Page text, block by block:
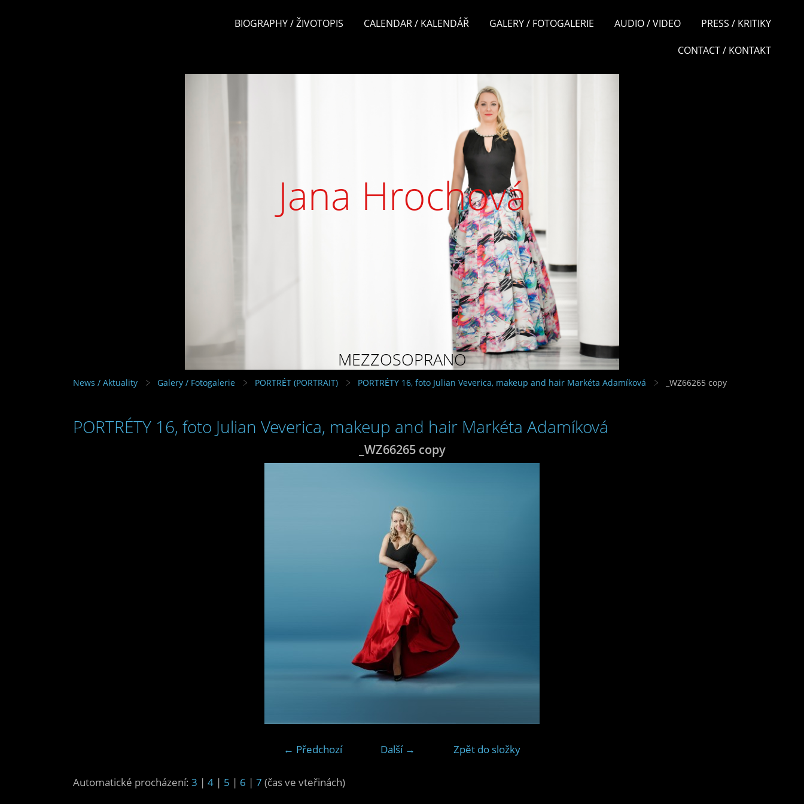
BIOGRAPHY / ŽIVOTOPIS CALENDAR / KALENDÁŘ GALERY / FOTOGALERIE AUDIO / VIDEO PRESS / KRITIKY
CONTACT / KONTAKT
Jana Hrochová
MEZZOSOPRANO
News / Aktuality Galery / Fotogalerie PORTRÉT (PORTRAIT) PORTRÉTY 16, foto Julian Veverica, makeup and hair Markéta Adamíková _WZ66265 copy
PORTRÉTY 16, foto Julian Veverica, makeup and hair Markéta Adamíková
_WZ66265 copy
← Předchozí Další → Zpět do složky
Automatické procházení: 3 | 4 | 5 | 6 | 7 (čas ve vteřinách)